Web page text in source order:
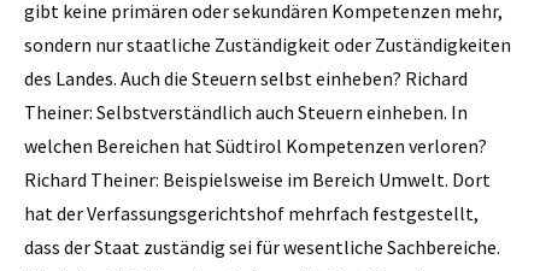
gibt keine primären oder sekundären Kompetenzen mehr,
sondern nur staatliche Zuständigkeit oder Zuständigkeiten
des Landes. Auch die Steuern selbst einheben? Richard
Theiner: Selbstverständlich auch Steuern einheben. In
welchen Bereichen hat Südtirol Kompetenzen verloren?
Richard Theiner: Beispielsweise im Bereich Umwelt. Dort
hat der Verfassungsgerichtshof mehrfach festgestellt,
dass der Staat zuständig sei für wesentliche Sachbereiche.